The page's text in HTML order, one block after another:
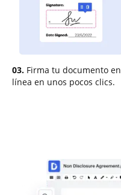
03. Firma tu documento en
línea en unos pocos clics.